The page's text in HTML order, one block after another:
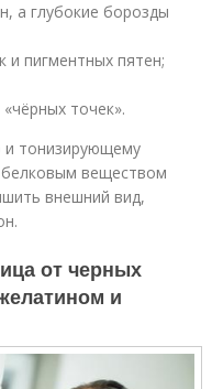
а глубокие борозды
пигментных пятен;
точек».
и тонизирующему
веществом
внешний вид,
от черных
и